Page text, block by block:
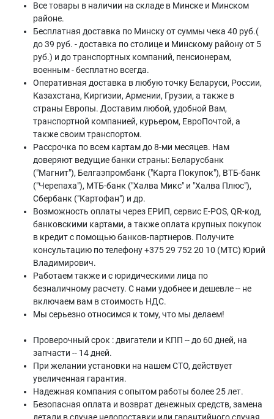
Все товары в наличии на складе в Минскe и Минском
районе.
Бесплатная доставка по Минску от суммы чека 40 руб.(
до 39 руб. - доставка по столице и Минскому району от 5
руб.) и до транспортных компаний, пенсионерам,
военным - бесплатно всегда.
Оперативная доставка в любую точку Беларуси, России,
Казахстана, Киргизии, Армении, Грузии, а также в
страны Европы. Доставим любой, удобной Вам,
транспортной компанией, курьером, ЕвроПочтой, а
также своим транспортом.
Рассрочка по всем картам до 8-ми месяцев. Нам
доверяют ведущие банки страны: Беларусбанк
("Магнит"), Белгазпромбанк ("Карта Покупок"), ВТБ-банк
("Черепаха"), МТБ-банк ("Халва Микс" и "Халва Плюс"),
Сбербанк ("Картофан") и др.
Возможность оплаты через ЕРИП, сервис E-POS, QR-код,
банковскими картами, а также оплата крупных покупок
в кредит с помощью банков-партнеров. Получите
консультацию по телефону +375 29 752 20 10 (МТС) Юрий
Владимирович.
Работаем также и с юридическими лица по
безналичному расчету. С нами удобнее и дешевле -- не
включаем вам в стоимость НДС.
Мы серьезно относимся к тому, что мы делаем!
Проверочный срок : двигатели и КПП -- до 60 дней, на
запчасти -- 14 дней.
При желании установки на нашем СТО, действует
увеличенная гарантия.
Надежная компания с опытом работы более 25 лет.
Безопасная оплата и возврат денежных средств, замена